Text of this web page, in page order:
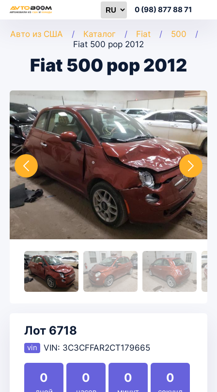
0 (98) 877 88 71
Авто из США Каталог Fiat
500
Fiat 500 pop 2012
Fiat 500 pop 2012
Лот 6718
VIN: 3C3CFFAR2CT179665
0 0 0 0